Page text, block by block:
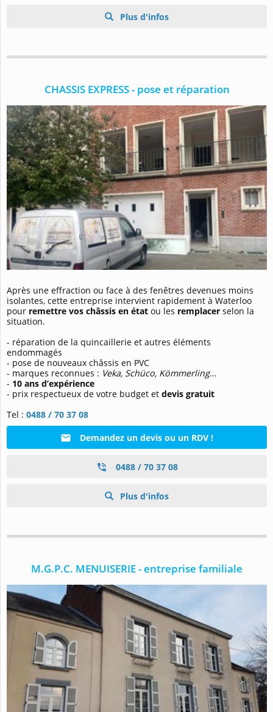
Plus d'infos
CHASSIS EXPRESS - pose et réparation
Après une effraction ou face à des fenêtres devenues moins
isolantes, cette entreprise intervient rapidement à Waterloo
pour remettre vos châssis en état ou les remplacer selon la
situation.
- réparation de la quincaillerie et autres éléments
endommagés
- pose de nouveaux châssis en PVC
- marques reconnues : Veka, Schüco, Kömmerling…
- 10 ans d’expérience
- prix respectueux de votre budget et devis gratuit
Tel : 0488 / 70 37 08
Demandez un devis ou un RDV !
0488 / 70 37 08
Plus d'infos
M.G.P.C. MENUISERIE - entreprise familiale